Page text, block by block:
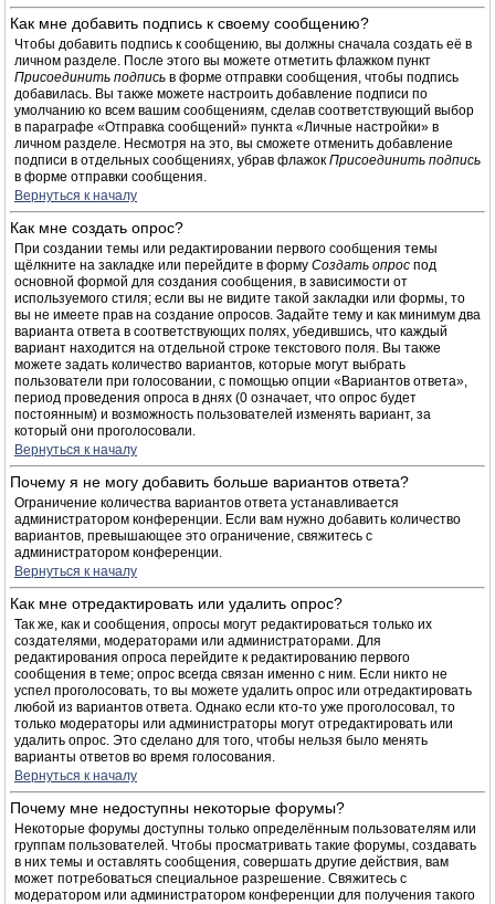
Как мне добавить подпись к своему сообщению?
Чтобы добавить подпись к сообщению, вы должны сначала создать её в
личном разделе. После этого вы можете отметить флажком пункт
Присоединить подпись в форме отправки сообщения, чтобы подпись
добавилась. Вы также можете настроить добавление подписи по
умолчанию ко всем вашим сообщениям, сделав соответствующий выбор
в параграфе «Отправка сообщений» пункта «Личные настройки» в
личном разделе. Несмотря на это, вы сможете отменить добавление
подписи в отдельных сообщениях, убрав флажок Присоединить подпись
в форме отправки сообщения.
Вернуться к началу
Как мне создать опрос?
При создании темы или редактировании первого сообщения темы
щёлкните на закладке или перейдите в форму Создать опрос под
основной формой для создания сообщения, в зависимости от
используемого стиля; если вы не видите такой закладки или формы, то
вы не имеете прав на создание опросов. Задайте тему и как минимум два
варианта ответа в соответствующих полях, убедившись, что каждый
вариант находится на отдельной строке текстового поля. Вы также
можете задать количество вариантов, которые могут выбрать
пользователи при голосовании, с помощью опции «Вариантов ответа»,
период проведения опроса в днях (0 означает, что опрос будет
постоянным) и возможность пользователей изменять вариант, за
который они проголосовали.
Вернуться к началу
Почему я не могу добавить больше вариантов ответа?
Ограничение количества вариантов ответа устанавливается
администратором конференции. Если вам нужно добавить количество
вариантов, превышающее это ограничение, свяжитесь с
администратором конференции.
Вернуться к началу
Как мне отредактировать или удалить опрос?
Так же, как и сообщения, опросы могут редактироваться только их
создателями, модераторами или администраторами. Для
редактирования опроса перейдите к редактированию первого
сообщения в теме; опрос всегда связан именно с ним. Если никто не
успел проголосовать, то вы можете удалить опрос или отредактировать
любой из вариантов ответа. Однако если кто-то уже проголосовал, то
только модераторы или администраторы могут отредактировать или
удалить опрос. Это сделано для того, чтобы нельзя было менять
варианты ответов во время голосования.
Вернуться к началу
Почему мне недоступны некоторые форумы?
Некоторые форумы доступны только определённым пользователям или
группам пользователей. Чтобы просматривать такие форумы, создавать
в них темы и оставлять сообщения, совершать другие действия, вам
может потребоваться специальное разрешение. Свяжитесь с
модератором или администратором конференции для получения такого